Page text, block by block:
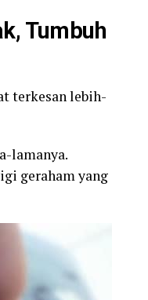
Tumbuh
terkesan lebih-
lamanya.
geraham yang